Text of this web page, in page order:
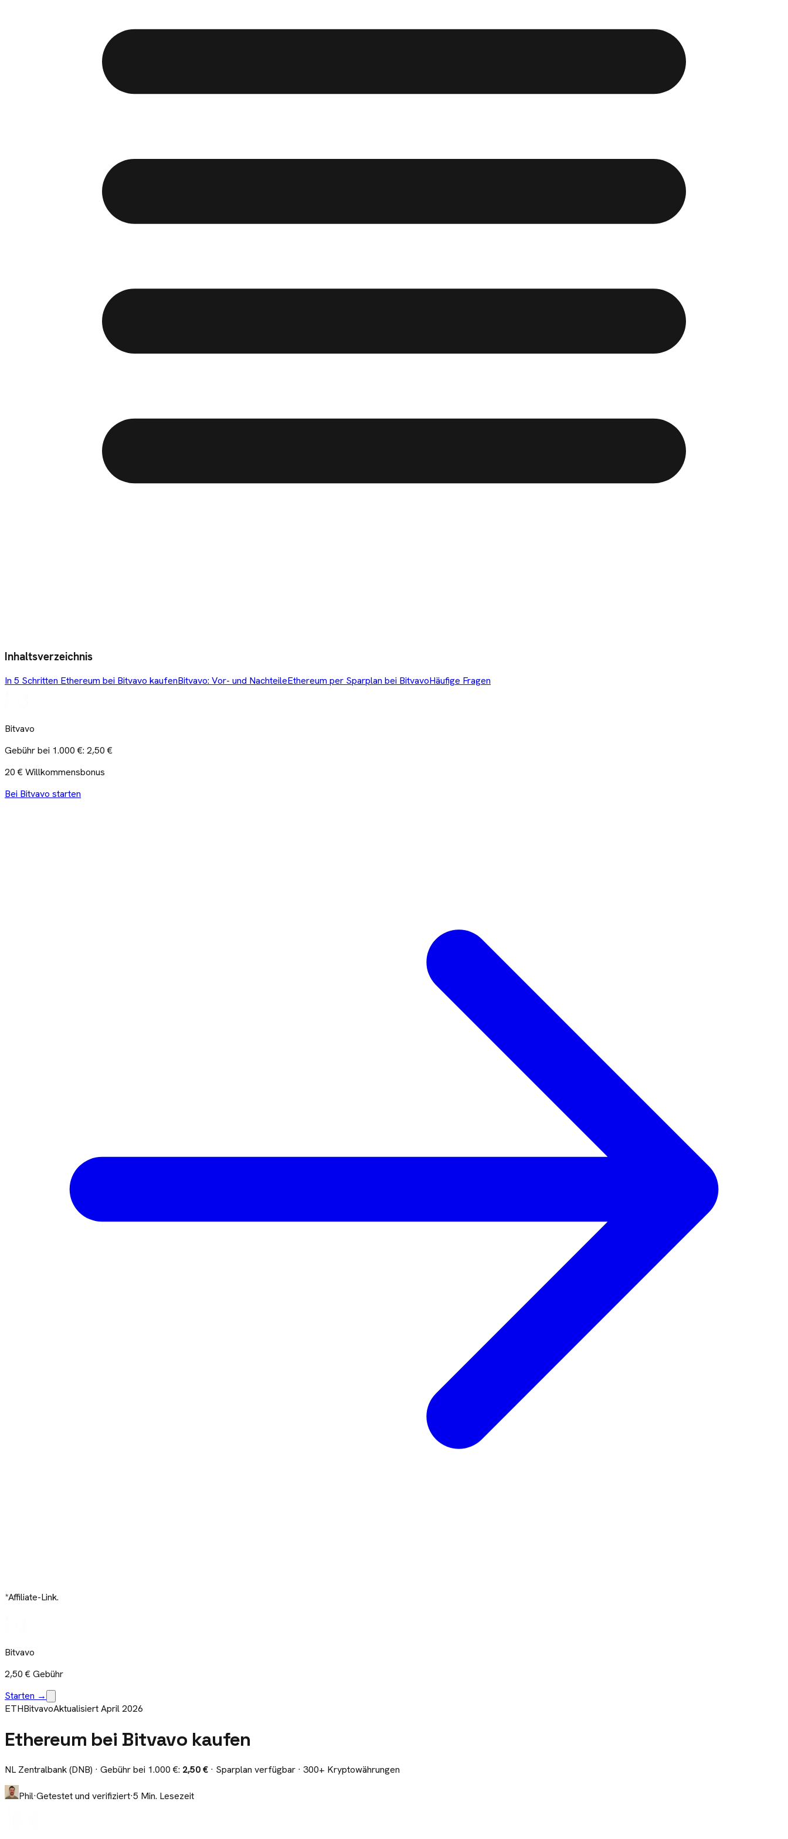
Inhaltsverzeichnis
In 5 Schritten Ethereum bei Bitvavo kaufenBitvavo: Vor- und NachteileEthereum per Sparplan bei BitvavoHäufige Fragen
Bitvavo
Gebühr bei 1.000 €: 2,50 €
20 € Willkommensbonus
Bei Bitvavo starten
*Affiliate-Link.
Bitvavo
2,50 €Gebühr
Starten →
ETHBitvavoAktualisiert April 2026
Ethereum bei Bitvavo kaufen
NL Zentralbank (DNB) · Gebühr bei 1.000 €: 2,50 € · Sparplan verfügbar · 300+ Kryptowährungen
Phil·Getestet und verifiziert·5 Min. Lesezeit